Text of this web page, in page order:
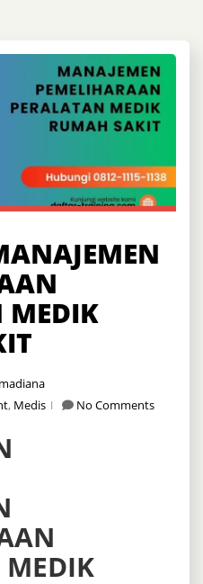
MEDIK
, Medis No Comments
MEDIK